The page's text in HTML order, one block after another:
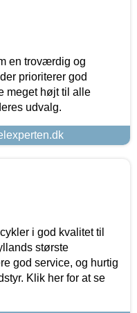
en troværdig og
prioriterer god
meget højt til alle
udvalg.
i god kvalitet til
største
god service, og hurtig
Klik her for at se